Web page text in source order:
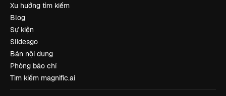
Xu hướng tìm kiếm
Blog
Sự kiện
Slidesgo
Bán nội dung
Phòng báo chí
Tìm kiếm magnific.ai